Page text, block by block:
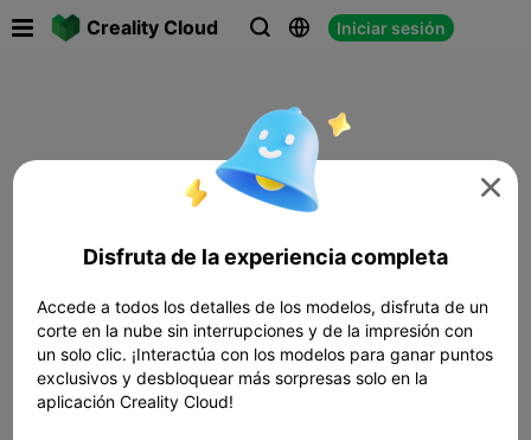
Creality Cloud   Iniciar sesión

Disfruta de la experiencia completa
Accede a todos los detalles de los modelos, disfruta de un
corte en la nube sin interrupciones y de la impresión con
un solo clic. ¡Interactúa con los modelos para ganar puntos
exclusivos y desbloquear más sorpresas solo en la
aplicación Creality Cloud!